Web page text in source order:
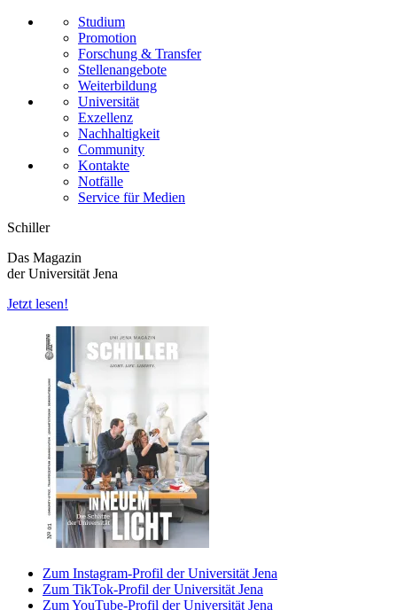
Studium
Promotion
Forschung & Transfer
Stellenangebote
Weiterbildung
Universität
Exzellenz
Nachhaltigkeit
Community
Kontakte
Notfälle
Service für Medien
Schiller
Das Magazin
der Universität Jena
Jetzt lesen!
Zum Instagram-Profil der Universität Jena
Zum TikTok-Profil der Universität Jena
Zum YouTube-Profil der Universität Jena